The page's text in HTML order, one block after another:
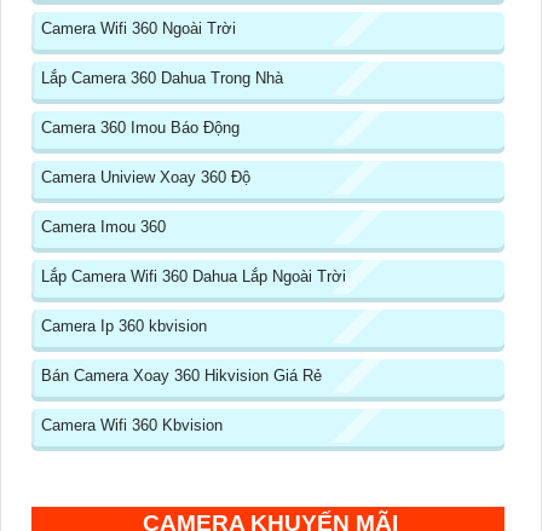
Camera Wifi 360 Ngoài Trời
Lắp Camera 360 Dahua Trong Nhà
Camera 360 Imou Báo Động
Camera Uniview Xoay 360 Độ
Camera Imou 360
Lắp Camera Wifi 360 Dahua Lắp Ngoài Trời
Camera Ip 360 kbvision
Bán Camera Xoay 360 Hikvision Giá Rẻ
Camera Wifi 360 Kbvision
CAMERA KHUYẾN MÃI